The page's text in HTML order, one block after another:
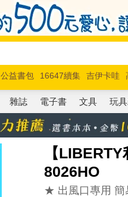
公益書包 16647續集 吉伊卡哇
馬斯克 玩具總動員5 超慢跑
雜誌 電子書 文具 玩
【
8026HO
★ 出風口專用 簡